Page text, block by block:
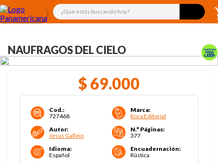
¿Qué estás buscando hoy?
NAUFRAGOS DEL CIELO
$ 69.000
Cod.:
727468
Marca:
Roca Editorial
Autor:
Jesus Gallejo
N.° Páginas:
377
Idioma:
Español
Encuadernación:
Rústica